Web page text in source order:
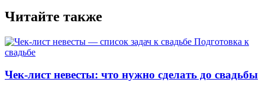
Читайте также
Подготовка к
свадьбе
Чек-лист невесты: что нужно сделать до свадьбы